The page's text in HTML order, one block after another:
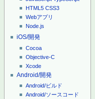
HTML5 CSS3
Webアプリ
Node.js
iOS/開発
Cocoa
Objective-C
Xcode
Android/開発
Android/ビルド
Android/ソースコード